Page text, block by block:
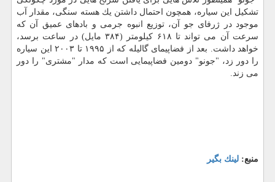
تشكیل این سیاره، همچون احتمال داشتن یك هسته سنگی، مقدار آب
موجود در ژرفای جو آن، توزیع انبوه جرمی و بادهای عمیق آن كه
سرعت آن می تواند تا ۶۱۸ كیلومتر (۳۸۴ مایل) در ساعت برسد،
خواهد داشت. بعد از فضاپیمای گالیله كه از ۱۹۹۵ تا ۲۰۰۳ این سیاره
را دور زد، "جونو" دومین فضاپیمایی است كه مدار "مشتری" را دور
می زند.
منبع: لینك بگیر